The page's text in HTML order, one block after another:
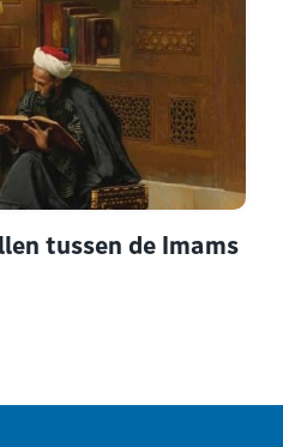
tussen de Imams